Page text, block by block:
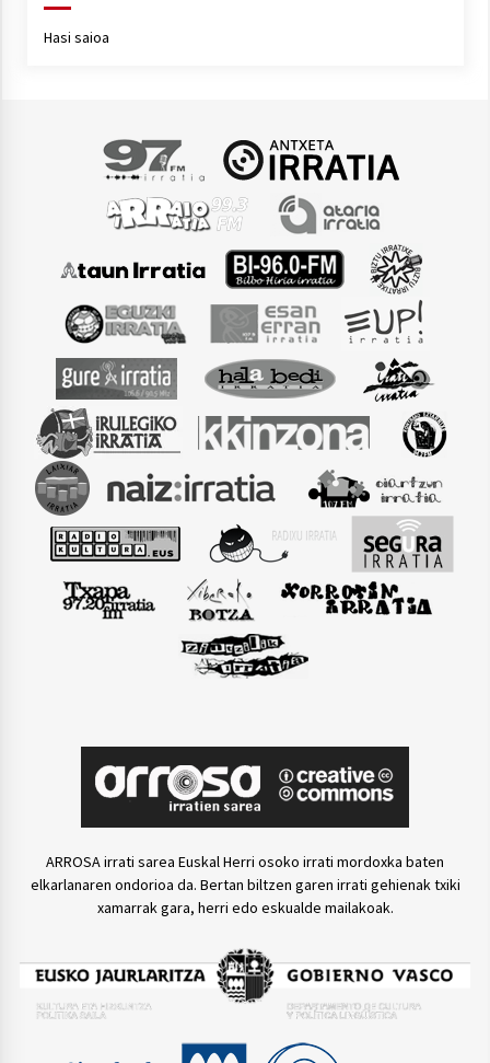
Hasi saioa
ARROSA irrati sarea Euskal Herri osoko irrati mordoxka baten
elkarlanaren ondorioa da. Bertan biltzen garen irrati gehienak txiki
xamarrak gara, herri edo eskualde mailakoak.